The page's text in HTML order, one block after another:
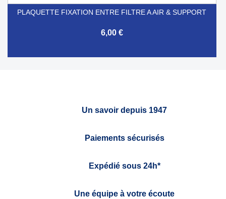
PLAQUETTE FIXATION ENTRE FILTRE A AIR & SUPPORT
6,00 €
Un savoir depuis 1947
Paiements sécurisés
Expédié sous 24h*
Une équipe à votre écoute